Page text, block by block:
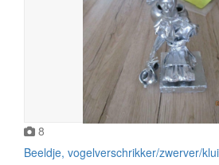
8
Beeldje, vogelverschrikker/zwerver/